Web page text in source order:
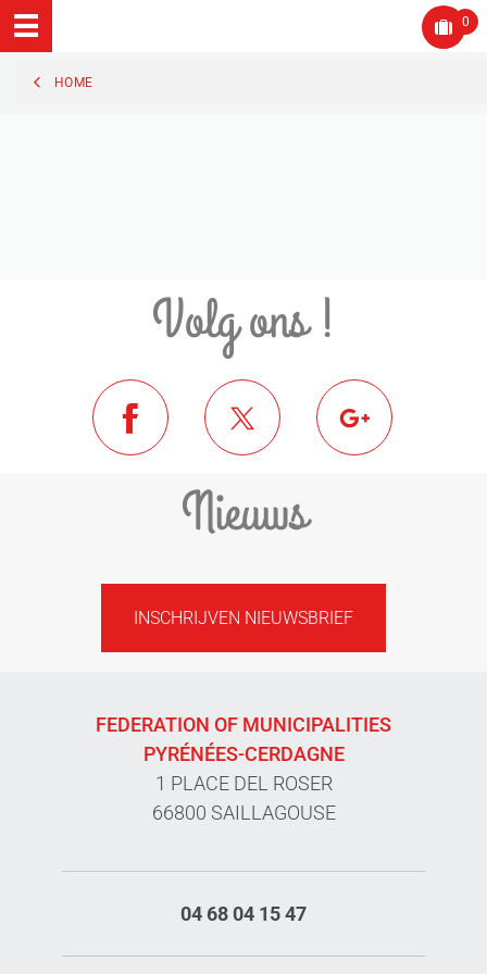
0
HOME
Volg ons !
Nieuws
INSCHRIJVEN NIEUWSBRIEF
FEDERATION OF MUNICIPALITIES
PYRÉNÉES-CERDAGNE
1 PLACE DEL ROSER
66800 SAILLAGOUSE
04 68 04 15 47